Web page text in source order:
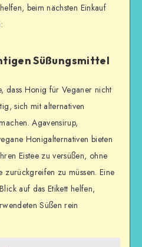
beim nächsten Einkauf
Süßungsmittel
dass Honig für Veganer nicht
sich mit alternativen
Agavensirup,
Honigalternativen bieten
Eistee zu versüßen, ohne
zu müssen. Eine
auf das Etikett helfen,
Süßen rein